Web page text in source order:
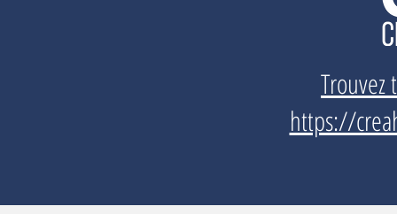
Trouvez
https://